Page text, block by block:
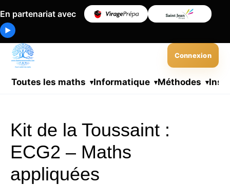
En partenariat avec
▶
Toutes les maths Informatique Méthodes
Connexion
Kit de la Toussaint :
ECG2 – Maths
appliquées